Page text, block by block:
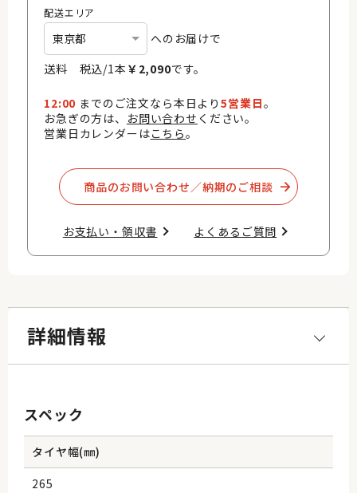
配送エリア
へのお届けで
送料 税込/1本 ￥ 2,090です。
12:00 までのご注文なら本日より5営業日。
お急ぎの方は、 お問い合わせ ください。
営業日カレンダーはこちら。
商品のお問い合わせ／納期のご相談​
お支払い・領収書​ よくあるご質問​
詳細情報
スペック
タイヤ幅(㎜)
265